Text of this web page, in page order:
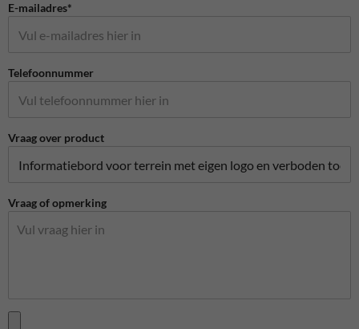
E-mailadres*
Telefoonnummer
Vraag over product
Vraag of opmerking